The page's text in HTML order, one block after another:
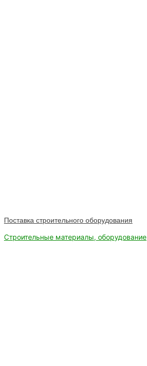
Поставка строительного оборудования
Строительные материалы, оборудование